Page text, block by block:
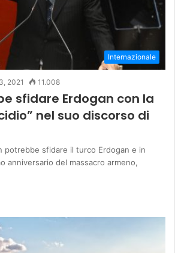
Internazionale
2021 11.008
sfidare Erdogan con la
nel suo discorso di
potrebbe sfidare il turco Erdogan e in
anniversario del massacro armeno,